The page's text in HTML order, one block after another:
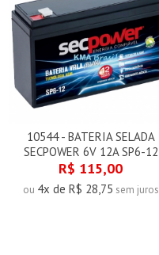
10544 - BATERIA SELADA
SECPOWER 6V 12A SP6-12
R$ 115,00
ou 4x de R$ 28,75 sem juros